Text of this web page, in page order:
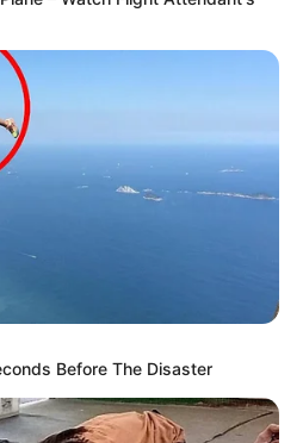
HÜQUQ
məcbur etmək
açıqladı
Before The Disaster